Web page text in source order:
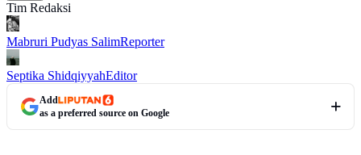
Tim Redaksi
Mabruri Pudyas SalimReporter
Septika ShidqiyyahEditor
Add
as a preferred source on Google